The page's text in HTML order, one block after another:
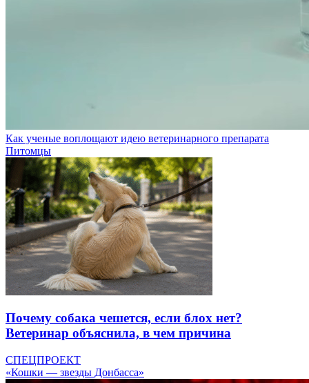
Как ученые воплощают идею ветеринарного препарата
Питомцы
Почему собака чешется, если блох нет?
Ветеринар объяснила, в чем причина
СПЕЦПРОЕКТ
«Кошки — звезды Донбасса»